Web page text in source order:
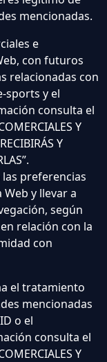
mencionadas.
e
con futuros
relacionadas con
sports y el
consulta el
Y
Y
preferencias
y llevar a
según
relación con la
con
el tratamiento
mencionadas
o el
consulta el
Y